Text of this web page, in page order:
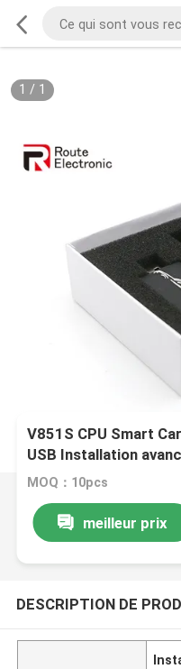
1 / 1
V851S CPU Smart
USB Installation
MOQ：10pcs
meilleur prix
DESCRIPTION DE